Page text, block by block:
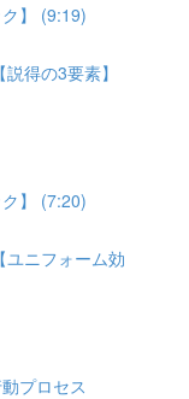
】 (9:19)
得の3要素】
】 (7:20)
ニフォーム効
動プロセス